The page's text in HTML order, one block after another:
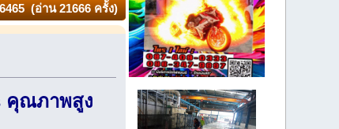
(อ่าน 21666 ครั้ง)
คุณภาพสูง